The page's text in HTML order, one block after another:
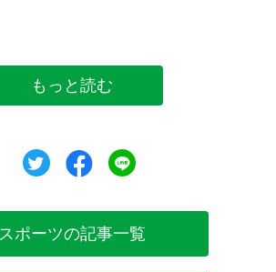
もっと読む
ツイートシェア
スポーツの記事一覧